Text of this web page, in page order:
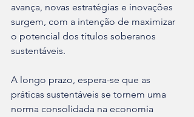
avança, novas estratégias e inovações
surgem, com a intenção de maximizar
o potencial dos títulos soberanos
sustentáveis.
A longo prazo, espera-se que as
práticas sustentáveis se tornem uma
norma consolidada na economia